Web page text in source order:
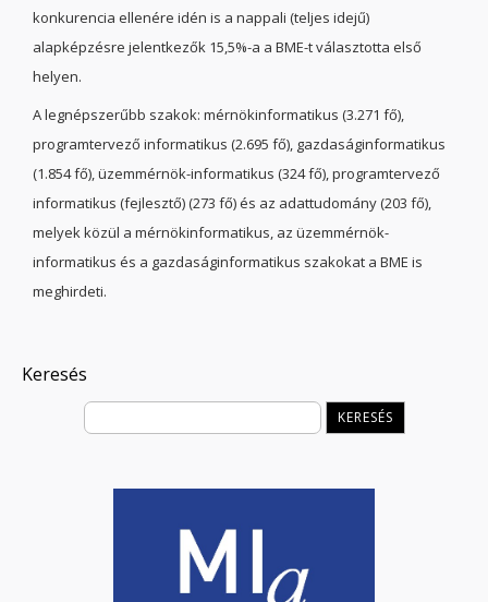
konkurencia ellenére idén is a nappali (teljes idejű)
alapképzésre jelentkezők 15,5%-a a BME-t választotta első
helyen.
A legnépszerűbb szakok: mérnökinformatikus (3.271 fő),
programtervező informatikus (2.695 fő), gazdaságinformatikus
(1.854 fő), üzemmérnök-informatikus (324 fő), programtervező
informatikus (fejlesztő) (273 fő) és az adattudomány (203 fő),
melyek közül a mérnökinformatikus, az üzemmérnök-
informatikus és a gazdaságinformatikus szakokat a BME is
meghirdeti.
Keresés